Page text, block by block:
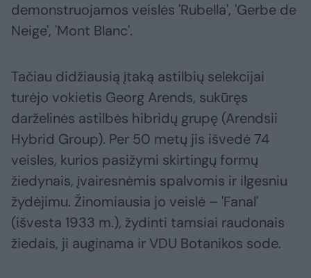
demonstruojamos veislės 'Rubella', 'Gerbe de
Neige', 'Mont Blanc'.
Tačiau didžiausią įtaką astilbių selekcijai
turėjo vokietis Georg Arends, sukūręs
darželinės astilbės hibridų grupę (Arendsii
Hybrid Group). Per 50 metų jis išvedė 74
veisles, kurios pasižymi skirtingų formų
žiedynais, įvairesnėmis spalvomis ir ilgesniu
žydėjimu. Žinomiausia jo veislė – 'Fanal'
(išvesta 1933 m.), žydinti tamsiai raudonais
žiedais, ji auginama ir VDU Botanikos sode.